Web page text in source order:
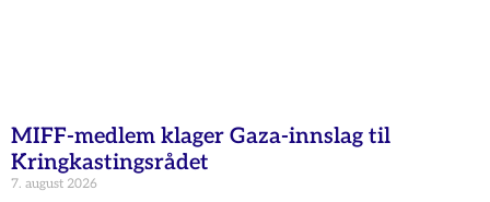
MIFF-medlem klager Gaza-innslag til
Kringkastingsrådet
7. august 2026